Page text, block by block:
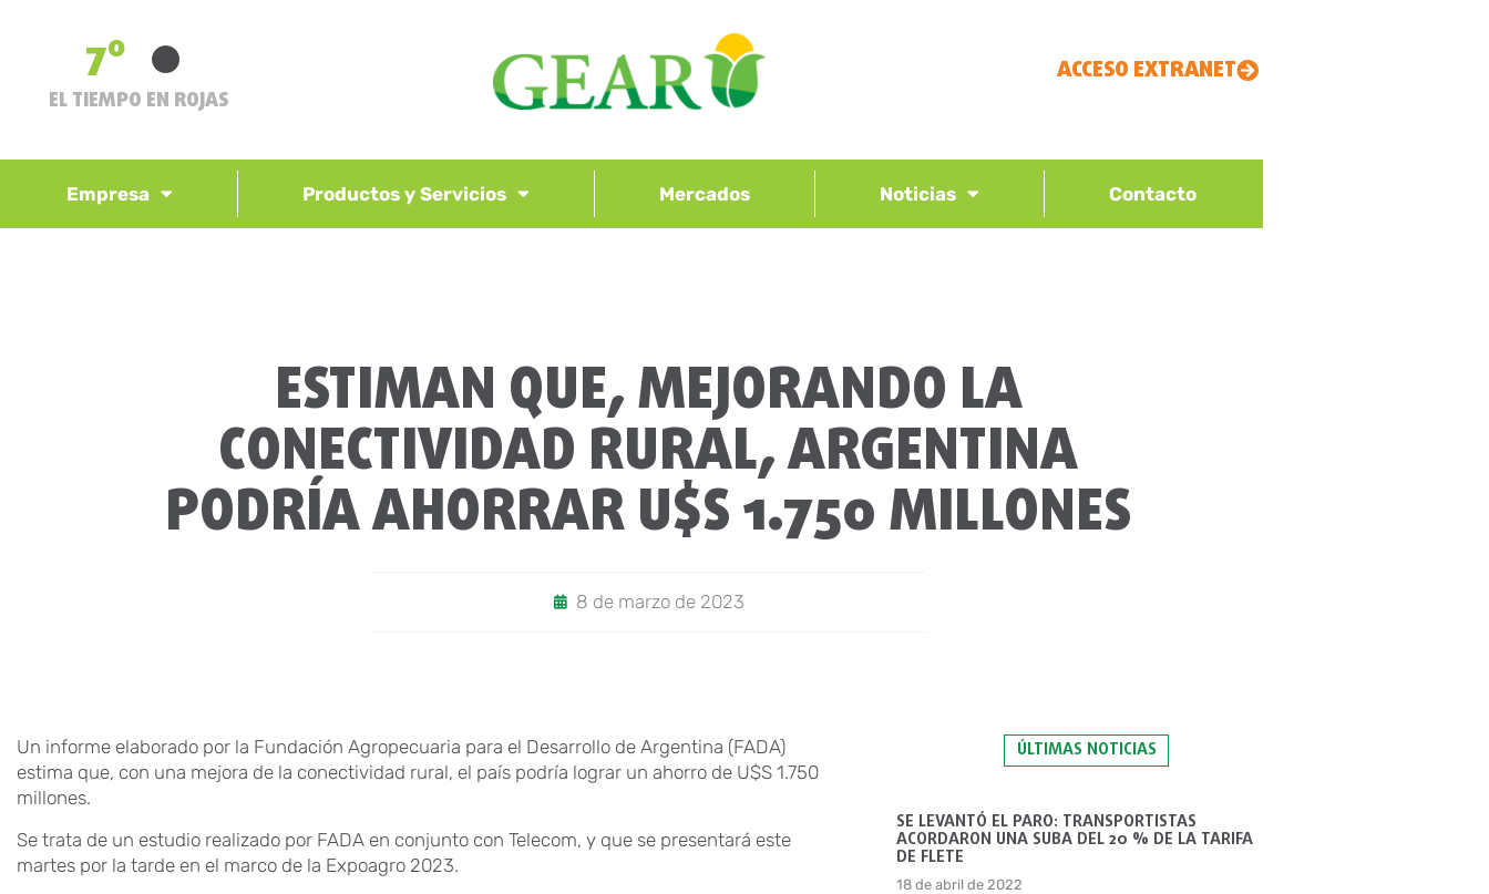
7º
EL TIEMPO EN ROJAS
ACCESO EXTRANET
Empresa Productos y Servicios Mercados Noticias Contacto
ESTIMAN QUE, MEJORANDO LA
CONECTIVIDAD RURAL, ARGENTINA
PODRÍA AHORRAR U$S 1.750 MILLONES
8 de marzo de 2023
Un informe elaborado por la Fundación Agropecuaria para el Desarrollo de Argentina (FADA)
estima que, con una mejora de la conectividad rural, el país podría lograr un ahorro de U$S 1.750
millones.
Se trata de un estudio realizado por FADA en conjunto con Telecom, y que se presentará este
martes por la tarde en el marco de la Expoagro 2023.
ÚLTIMAS NOTICIAS
SE LEVANTÓ EL PARO: TRANSPORTISTAS
ACORDARON UNA SUBA DEL 20 % DE LA TARIFA
DE FLETE
18 de abril de 2022